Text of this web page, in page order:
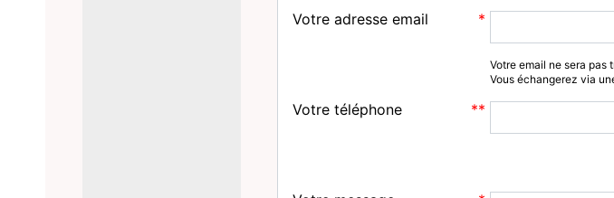
Votre adresse email
Votre email ne sera pas
Vous échangerez via
Votre téléphone